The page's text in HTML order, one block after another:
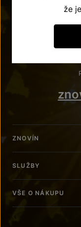
ZNOVÍN
SLUŽBY
VŠE O NÁKUPU
že